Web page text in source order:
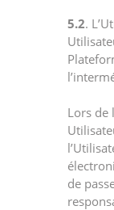
5.2.
Lors de
de